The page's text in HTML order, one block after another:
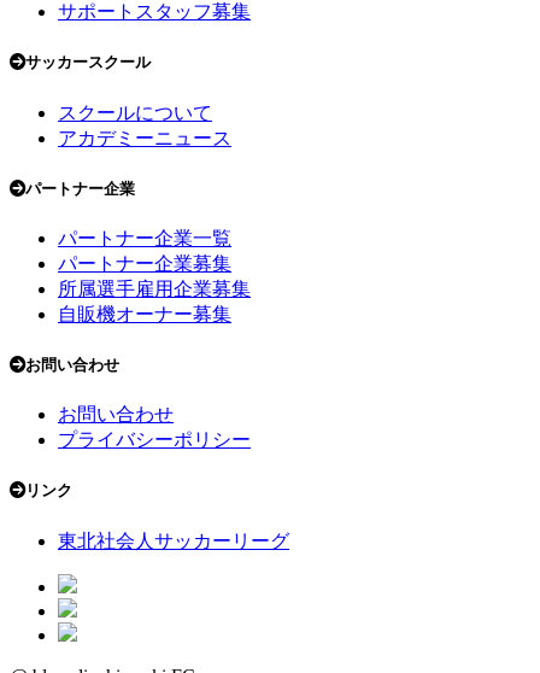
サポートスタッフ募集
サッカースクール
スクールについて
アカデミーニュース
パートナー企業
パートナー企業一覧
パートナー企業募集
所属選手雇用企業募集
自販機オーナー募集
お問い合わせ
お問い合わせ
プライバシーポリシー
リンク
東北社会人サッカーリーグ